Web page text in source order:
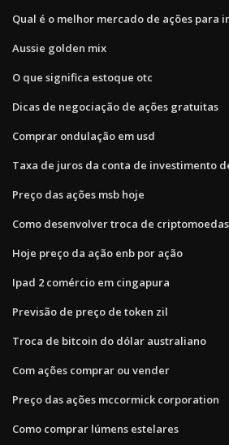
Qual é o melhor mercado de ações para
Aussie golden mix
O que significa estoque otc
Dicas de negociação de ações gratuitas
Comprar ondulação em usd
Taxa de juros da conta de investimento
Preço das ações msb hoje
Como desenvolver troca de criptomoedas
Hoje preço da ação enb por ação
Ipad 2 comércio em cingapura
Previsão de preço de token zil
Troca de bitcoin do dólar australiano
Com ações comprar ou vender
Preço das ações mccormick corporation
Como comprar lúmens estelares